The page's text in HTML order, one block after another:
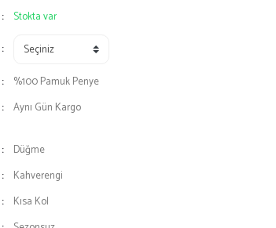
Stokta var
%100 Pamuk Penye
Aynı Gün Kargo
Düğme
Kahverengi
Kısa Kol